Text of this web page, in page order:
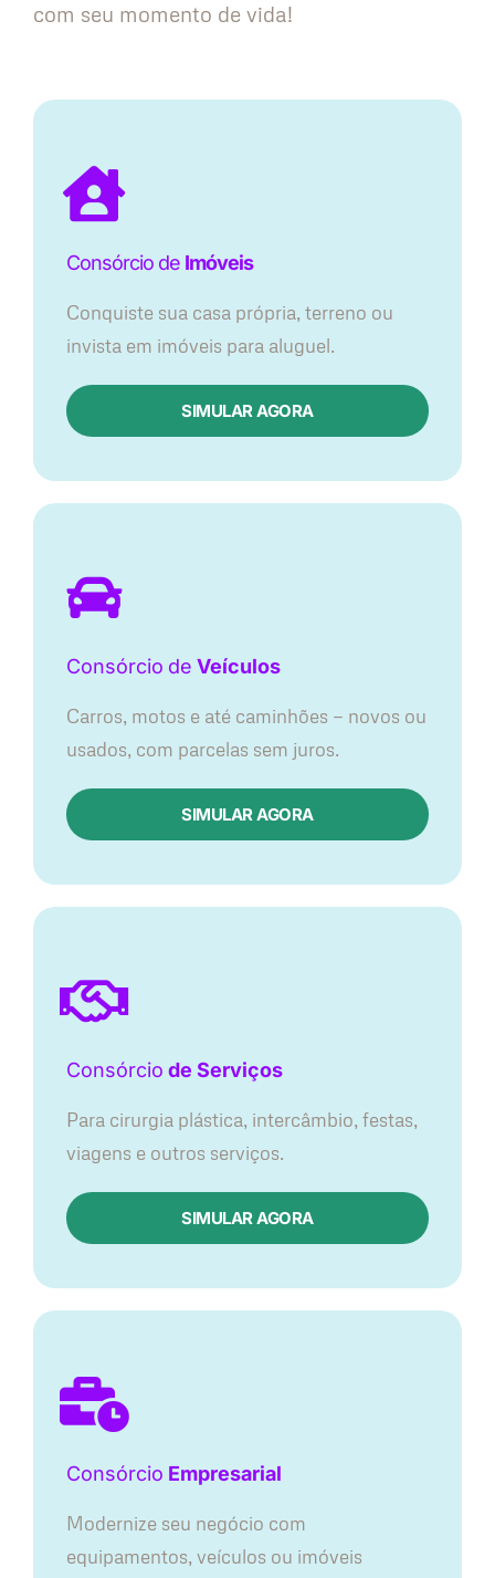
com seu momento de vida!
Consórcio de Imóveis
Conquiste sua casa própria, terreno ou
invista em imóveis para aluguel.
SIMULAR AGORA​
Consórcio de Veículos
Carros, motos e até caminhões — novos ou
usados, com parcelas sem juros.
SIMULAR AGORA
Consórcio de Serviços
Para cirurgia plástica, intercâmbio, festas,
viagens e outros serviços.
SIMULAR AGORA
Consórcio Empresarial
Modernize seu negócio com
equipamentos, veículos ou imóveis